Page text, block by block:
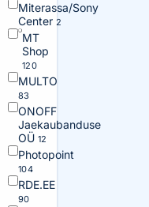
Miterassa/Sony
Center 2
MT
Shop
120
MULTO
83
ONOFF
Jaekaubanduse
OÜ 12
Photopoint
104
RDE.EE
90